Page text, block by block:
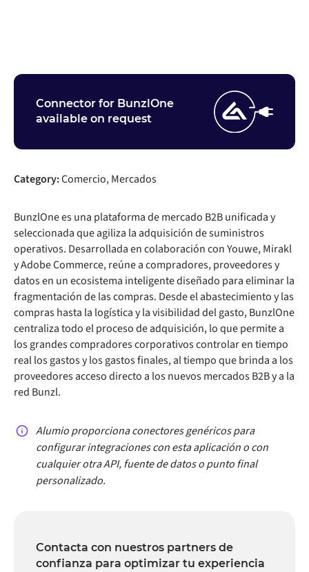
Connector for BunzlOne
available on request
Category:Comercio, Mercados
BunzlOne es una plataforma de mercado B2B unificada y
seleccionada que agiliza la adquisición de suministros
operativos. Desarrollada en colaboración con Youwe, Mirakl
y Adobe Commerce, reúne a compradores, proveedores y
datos en un ecosistema inteligente diseñado para eliminar la
fragmentación de las compras. Desde el abastecimiento y las
compras hasta la logística y la visibilidad del gasto, BunzlOne
centraliza todo el proceso de adquisición, lo que permite a
los grandes compradores corporativos controlar en tiempo
real los gastos y los gastos finales, al tiempo que brinda a los
proveedores acceso directo a los nuevos mercados B2B y a la
red Bunzl.
Alumio proporciona conectores genéricos para
configurar integraciones con esta aplicación o con
cualquier otra API, fuente de datos o punto final
personalizado.
Contacta con nuestros partners de
confianza para optimizar tu experiencia